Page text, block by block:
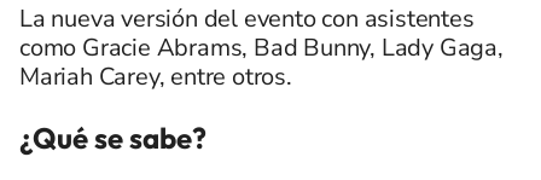
La nueva versión del evento con asistentes
como Gracie Abrams, Bad Bunny, Lady Gaga,
Mariah Carey, entre otros.
¿Qué se sabe?